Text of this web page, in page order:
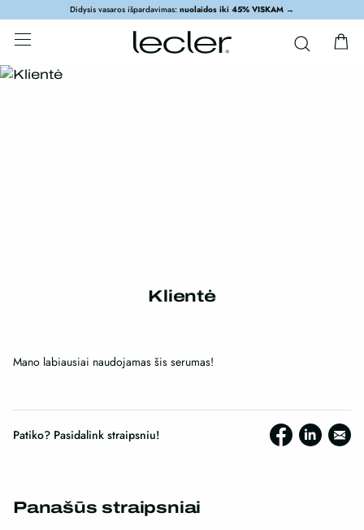
Didysis vasaros išpardavimas: nuolaidos iki 45% VISKAM →
Klientė
Mano labiausiai naudojamas šis serumas!
Patiko? Pasidalink straipsniu!
Panašūs straipsniai